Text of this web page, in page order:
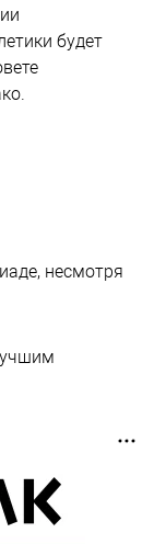
будет
несмотря